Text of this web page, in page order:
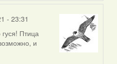
- 23:31
Птица
и